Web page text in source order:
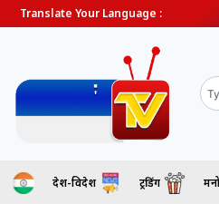
Translate Your Language :
देश-विदेश ट्रेंडिंग